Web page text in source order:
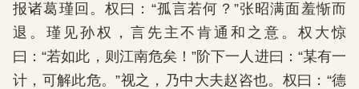
报诸葛瑾回。权曰：“孤言若何？”张昭满面羞惭而
退。瑾见孙权，言先主不肯通和之意。权大惊
曰：“若如此，则江南危矣！”阶下一人进曰：“某有一
计，可解此危。”视之，乃中大夫赵咨也。权曰：“德